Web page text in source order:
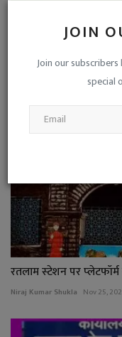
JOIN
Join our
special
रेल मंत्री की बड़ी
रतलाम स्‍टेशन पर
Niraj Kumar Shukla Nov 25,